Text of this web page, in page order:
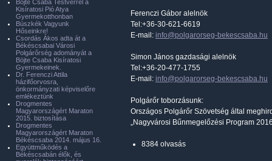
Ferenczi Gábor alelnök
Tel:+36-30-621-6619
E-mail: info@polgarorseg-bekescsaba.hu
Simon János gazdasági alelnök
Tel:+36-20-477-1755
E-mail: info@polgarorseg-bekescsaba.hu
Polgárőr toborzásunk:
Országos Polgárőr Szövetség által
„Nagyvárosi Bűnmegelőzési Program
8384 olvasás
Böjte Csaba Testvérrel a
Kisíratosi Pió Atya
Gyermekotthonban
Büszkék Vagyunk
Hőseinkre!
Csordás Ákos adta át a
Békéscsabai Városi
Polgárőrség adományát a
Böjte Csaba Kisíratosi
Gyermekeinek.
Dr. Ferenczi Attila
házifőorvosra,
önkormányzati képviselőre
emlékeztünk
Drogmentes
Magyarországért Maraton
2015. biztosítása
Drogmentes
Magyarországért Maraton
Békéscsaba 2014. május 16.
Együttműködés a
Békéscsabán élők, és